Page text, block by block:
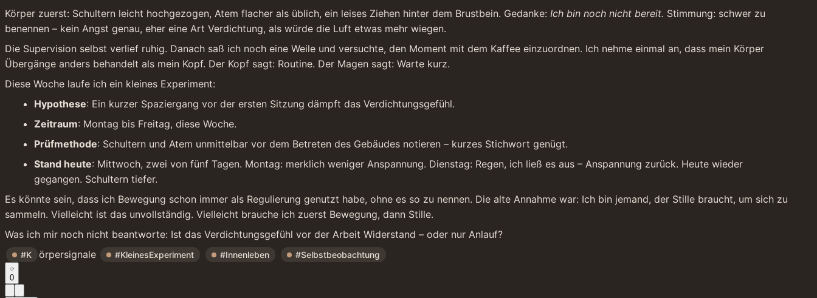
Körper zuerst: Schultern leicht hochgezogen, Atem flacher als üblich, ein leises Ziehen hinter dem Brustbein. Gedanke: Ich bin noch nicht bereit. Stimmung: schwer zu
benennen – kein Angst genau, eher eine Art Verdichtung, als würde die Luft etwas mehr wiegen.
Die Supervision selbst verlief ruhig. Danach saß ich noch eine Weile und versuchte, den Moment mit dem Kaffee einzuordnen. Ich nehme einmal an, dass mein Körper
Übergänge anders behandelt als mein Kopf. Der Kopf sagt: Routine. Der Magen sagt: Warte kurz.
Diese Woche laufe ich ein kleines Experiment:
Hypothese: Ein kurzer Spaziergang vor der ersten Sitzung dämpft das Verdichtungsgefühl.
Zeitraum: Montag bis Freitag, diese Woche.
Prüfmethode: Schultern und Atem unmittelbar vor dem Betreten des Gebäudes notieren – kurzes Stichwort genügt.
Stand heute: Mittwoch, zwei von fünf Tagen. Montag: merklich weniger Anspannung. Dienstag: Regen, ich ließ es aus – Anspannung zurück. Heute wieder
gegangen. Schultern tiefer.
Es könnte sein, dass ich Bewegung schon immer als Regulierung genutzt habe, ohne es so zu nennen. Die alte Annahme war: Ich bin jemand, der Stille braucht, um sich zu
sammeln. Vielleicht ist das unvollständig. Vielleicht brauche ich zuerst Bewegung, dann Stille.
Was ich mir noch nicht beantworte: Ist das Verdichtungsgefühl vor der Arbeit Widerstand – oder nur Anlauf?
#K örpersignale #KleinesExperiment #Innenleben #Selbstbeobachtung
0